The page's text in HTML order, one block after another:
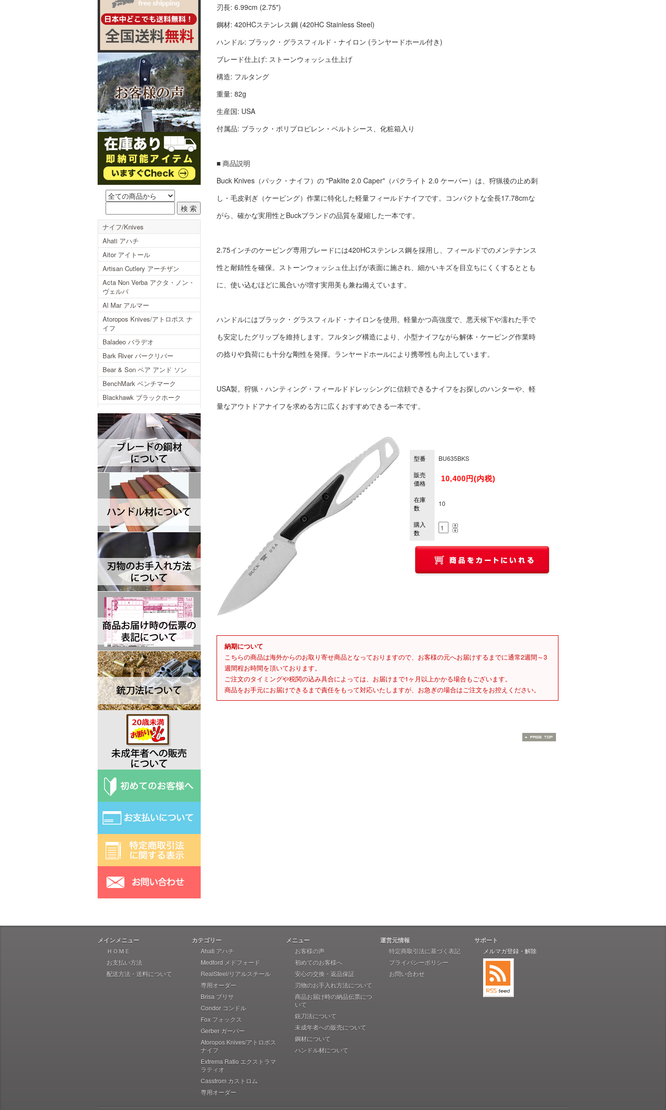
刃長: 6.99cm (2.75")
鋼材: 420HCステンレス鋼 (420HC Stainless Steel)
ハンドル: ブラック・グラスフィルド・ナイロン (ランヤードホール付き)
ブレード仕上げ: ストーンウォッシュ仕上げ
構造: フルタング
重量: 82g
生産国: USA
付属品: ブラック・ポリプロピレン・ベルトシース、化粧箱入り
■ 商品説明
Buck Knives（バック・ナイフ）の "Paklite 2.0 Caper"（パクライト 2.0 ケーパー）は、狩猟後の止め刺
し・毛皮剥ぎ（ケーピング）作業に特化した軽量フィールドナイフです。コンパクトな全長17.78cmな
がら、確かな実用性とBuckブランドの品質を凝縮した一本です。
2.75インチのケーピング専用ブレードには420HCステンレス鋼を採用し、フィールドでのメンテナンス
性と耐錆性を確保。ストーンウォッシュ仕上げが表面に施され、細かいキズを目立ちにくくするととも
に、使い込むほどに風合いが増す実用美も兼ね備えています。
ハンドルにはブラック・グラスフィルド・ナイロンを使用。軽量かつ高強度で、悪天候下や濡れた手で
も安定したグリップを維持します。フルタング構造により、小型ナイフながら解体・ケーピング作業時
の捻りや負荷にも十分な剛性を発揮。ランヤードホールにより携帯性も向上しています。
USA製。狩猟・ハンティング・フィールドドレッシングに信頼できるナイフをお探しのハンターや、軽
量なアウトドアナイフを求める方に広くおすすめできる一本です。
型番
BU635BKS
販売
価格
10,400円(内税)
在庫
数
10
購入
数
納期について
こちらの商品は海外からのお取り寄せ商品となっておりますので、お客様の元へお届けするまでに通常2週間～3
週間程お時間を頂いております。
ご注文のタイミングや税関の込み具合によっては、お届けまで1ヶ月以上かかる場合もございます。
商品をお手元にお届けできるまで責任をもって対応いたしますが、お急ぎの場合はご注文をお控えください。
ナイフ/Knives
Ahati アハチ
Aitor アイトール
Artisan Cutlery アーチザン
Acta Non Verba アクタ・ノン・
ヴェルバ
Al Mar アルマー
Atoropos Knives/アトロポス ナ
イフ
Baladeo バラデオ
Bark River バークリバー
Bear & Son ベア アンド ソン
BenchMark ベンチマーク
Blackhawk ブラックホーク
Blackjack ブラックジャック
Blackjack International ブラック
ジャックインターナショナル
Brisa ブリサ
BRK Designed by ESEE ブルリ
ッジナイフデザイン エスイー
Browning ブローニング
Buck バック
Camillus カミラス
Casstrom カストロム
CIVIVI シビビ
Bastinelli Creations バスティネ
リ
Cold Steel コールドスチール
Coleman コールマン
Condor コンドル
CRKT シーアールケーティ
CJRB シージェイアールビー
Cudeman ク―ドマン
Dawson ドーソン
Deejo ディージョ
EKA エカ
Elk Ridge エルクリッジ
ESEE エスイー
Exotac エクソタック
Fred Perrin フレッド・ペラン
Fobos Knives フォボス
Extrema Ratio エクストラマ ラ
ティオ
Fallkniven ファルクニーベン
Gerber ガーバー
Halfbreed Blades ハーフブリー
ドブレード
Hibben ヒビン
Hogue ホーグ
Heretic Knives ヘレティック
Imperial Schrade インペリアル
シュレード
Ka-Bar ケーバー
Ka-Bar Becker ケーバー ベッカ
ー
メインメニュー
ＨＯＭＥ
お支払い方法
配送方法・送料について
カテゴリー
Ahati アハチ
Medford メドフォード
RealSteel/リアルスチール
専用オーダー
Brisa ブリサ
Condor コンドル
Fox フォックス
Gerber ガーバー
Atoropos Knives/アトロポス
ナイフ
Extrema Ratio エクストラマ
ラティオ
Casstrom カストロム
専用オーダー
メニュー
お客様の声
初めてのお客様へ
安心の交換・返品保証
刃物のお手入れ方法について
商品お届け時の納品伝票につ
いて
銃刀法について
未成年者への販売について
鋼材について
ハンドル材について
運営元情報
特定商取引法に基づく表記
プライバシーポリシー
お問い合わせ
サポート
メルマガ登録・解除